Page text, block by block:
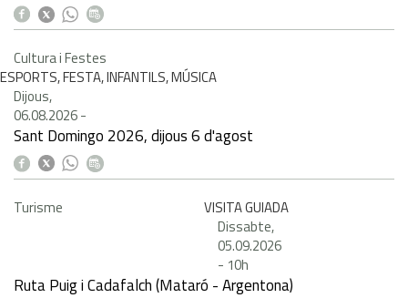
Cultura i Festes
ESPORTS, FESTA, INFANTILS, MÚSICA
Dijous,
06.08.2026-
Sant Domingo 2026, dijous 6 d'agost
Turisme
VISITA GUIADA
Dissabte,
05.09.2026
- 10h
Ruta Puig i Cadafalch (Mataró - Argentona)